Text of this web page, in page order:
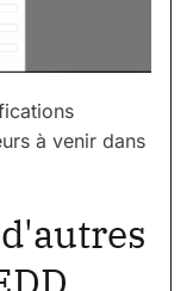
à venir dans